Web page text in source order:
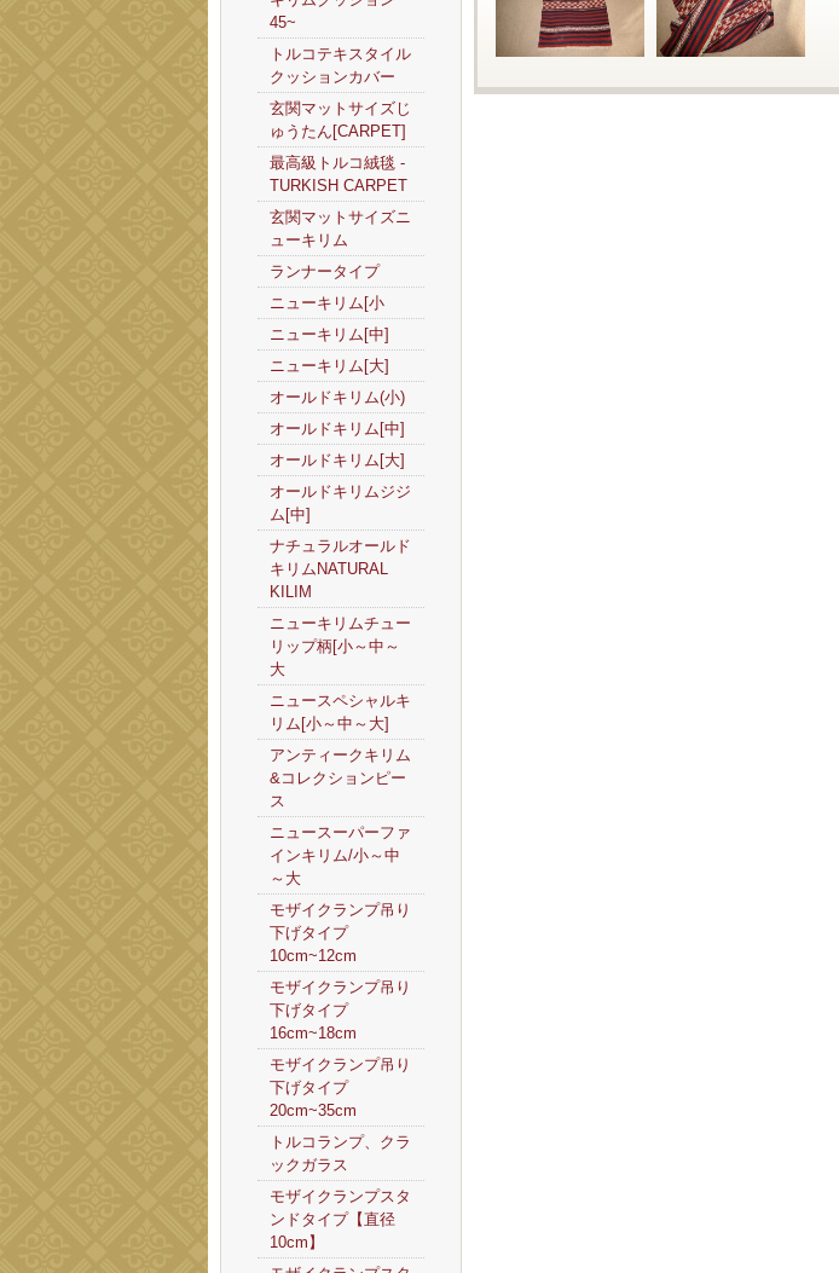
45~
トルコテキスタイル
クッションカバー
玄関マットサイズじ
ゅうたん[CARPET]
最高級トルコ絨毯 -
TURKISH CARPET
玄関マットサイズニ
ューキリム
ランナータイプ
ニューキリム[小
ニューキリム[中]
ニューキリム[大]
オールドキリム(小)
オールドキリム[中]
オールドキリム[大]
オールドキリムジジ
ム[中]
ナチュラルオールド
キリムNATURAL
KILIM
ニューキリムチュー
リップ柄[小～中～
大
ニュースペシャルキ
リム[小～中～大]
アンティークキリム
&コレクションピー
ス
ニュースーパーファ
インキリム/小～中
～大
モザイクランプ吊り
下げタイプ
10cm~12cm
モザイクランプ吊り
下げタイプ
16cm~18cm
モザイクランプ吊り
下げタイプ
20cm~35cm
トルコランプ、クラ
ックガラス
モザイクランプスタ
ンドタイプ【直径
10cm】